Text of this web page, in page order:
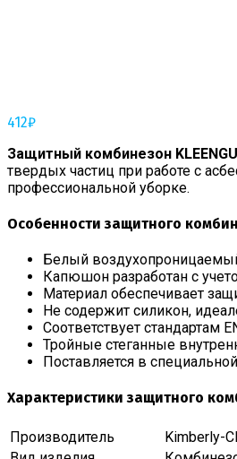
412₽
Защитный комбинезон
твердых частиц при работе с
профессиональной уборке.
Особенности защитного
Белый
Капюшон разработан с
Материал обеспечивает
Не содержит силикон,
Соответствует стандартам
Тройные стеганные
Поставляется в
Характеристики защитного
Производитель
Kimberly-